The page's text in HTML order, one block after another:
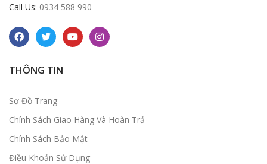
Call Us: 0934 588 990
THÔNG TIN
Sơ Đồ Trang
Chính Sách Giao Hàng Và Hoàn Trả
Chính Sách Bảo Mật
Điều Khoản Sử Dụng